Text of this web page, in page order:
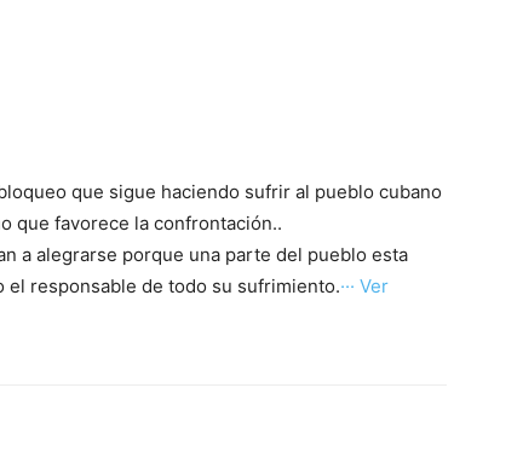
que sigue haciendo sufrir al pueblo cubano
que favorece la confrontación..
a alegrarse porque una parte del pueblo esta
el responsable de todo su sufrimiento.··· Ver